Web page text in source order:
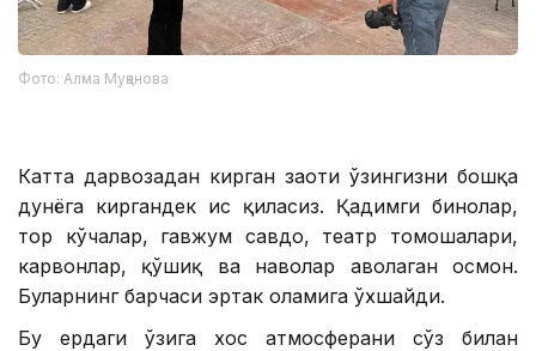
Фото: Алма Муқанова
Катта дарвозадан кирган заҳоти ўзингизни бошқа
дунёга киргандек ҳис қиласиз. Қадимги бинолар,
тор кўчалар, гавжум савдо, театр томошалари,
карвонлар, қўшиқ ва наволар ҳаволаган осмон.
Буларнинг барчаси эртак оламига ўхшайди.
Бу ердаги ўзига хос атмосферани сўз билан